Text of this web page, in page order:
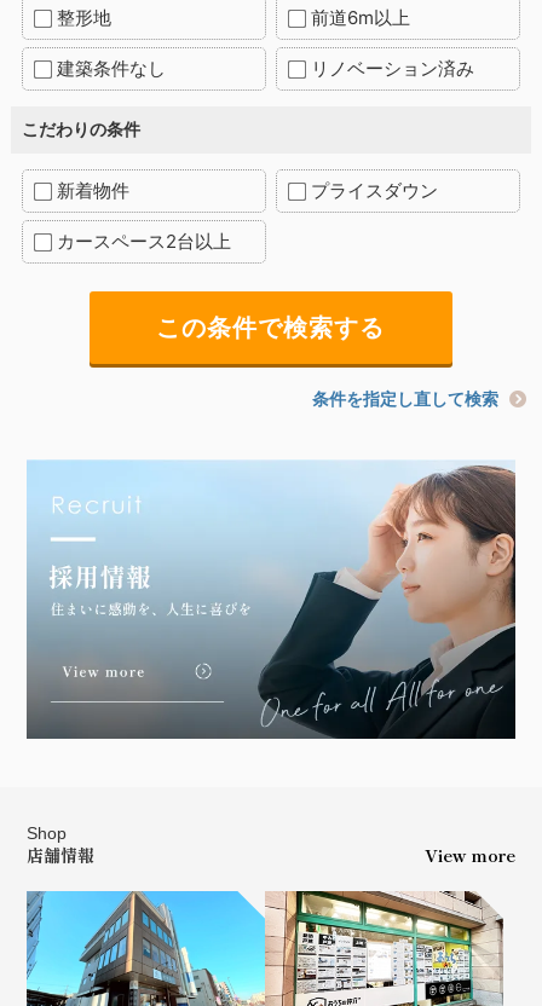
整形地 前道6m以上
建築条件なし リノベーション済み
こだわりの条件
新着物件 プライスダウン
カースペース2台以上
条件を指定し直して検索
Shop
店舗情報 View more